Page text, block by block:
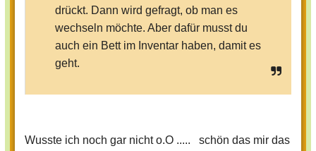
drückt. Dann wird gefragt, ob man es
wechseln möchte. Aber dafür musst du
auch ein Bett im Inventar haben, damit es
geht.
Wusste ich noch gar nicht o.O ..... schön das mir das